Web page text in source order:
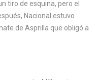
tiro de esquina, pero el
Nacional estuvo
de Asprilla que obligó a